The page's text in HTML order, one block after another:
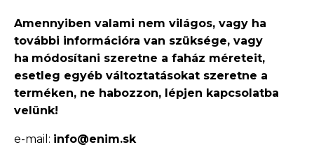
Amennyiben valami nem világos, vagy ha
további információra van szüksége, vagy
ha módosítani szeretne a faház méreteit,
esetleg egyéb változtatásokat szeretne a
terméken, ne habozzon, lépjen kapcsolatba
velünk!
e-mail: info@enim.sk